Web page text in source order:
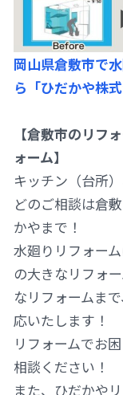
岡山県倉敷市で
ら「ひだかや株式
【倉敷市のリフ
ォーム】
キッチン（台所
どのご相談は倉
かやまで！
水廻りリフォー
の大きなリフォ
なリフォームま
応いたします！
リフォームでお
相談ください！
また、ひだかや